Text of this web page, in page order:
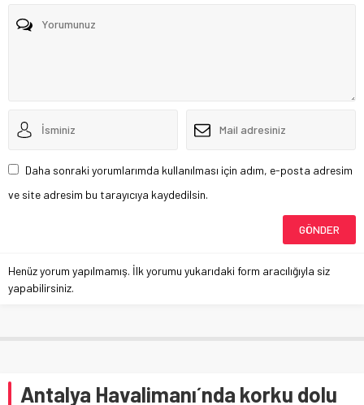
Daha sonraki yorumlarımda kullanılması için adım, e-posta adresim
ve site adresim bu tarayıcıya kaydedilsin.
Henüz yorum yapılmamış. İlk yorumu yukarıdaki form aracılığıyla siz
yapabilirsiniz.
Antalya Havalimanı´nda korku dolu